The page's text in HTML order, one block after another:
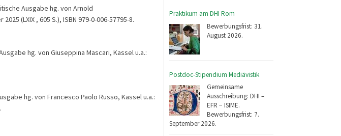
Praktikum am DHI Rom
Bewerbungsfrist: 31.
August 2026.
Postdoc-Stipendium Mediävistik
Gemeinsame
Ausschreibung: DHI –
EFR − ISIME.
Bewerbungsfrist: 7.
September 2026.
Ausgabe hg. von Arnold
(LXIX , 605 S.), ISBN 979-0-006-57795-8.
hg. von Giuseppina Mascari, Kassel u.a.:
hg. von Francesco Paolo Russo, Kassel u.a.: